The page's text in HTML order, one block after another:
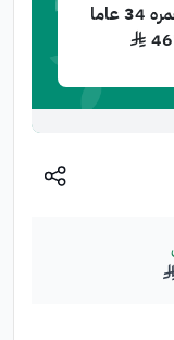
عليه امر بالتنفيذ وحكم بالسجن عمره 34 عاما